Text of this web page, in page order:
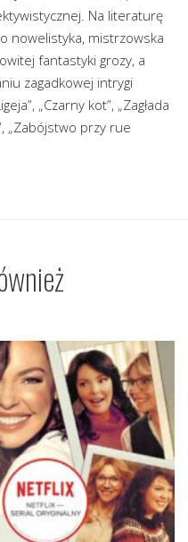
Na literaturę
nowelistyka, mistrzowska
fantastyki grozy, a
zagadkowej intrygi
„Czarny kot”, „Zagłada
„Zabójstwo przy rue